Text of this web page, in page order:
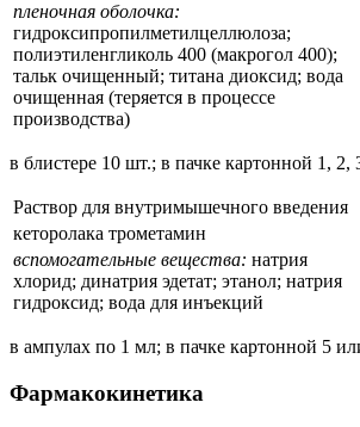
пленочная оболочка:
гидроксипропилметилцеллюлоза;
полиэтиленгликоль 400 (макрогол 400);
тальк очищенный; титана диоксид; вода
очищенная (теряется в процессе
производства)
в блистере 10 шт.; в пачке картонной 1, 2,
Раствор для внутримышечного введения
кеторолака трометамин
вспомогательные вещества: натрия
хлорид; динатрия эдетат; этанол; натрия
гидроксид; вода для инъекций
в ампулах по 1 мл; в пачке картонной 5
Фармакокинетика